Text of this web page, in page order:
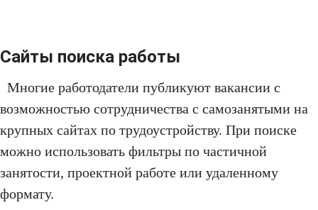
Сайты поиска работы
Многие работодатели публикуют вакансии с
возможностью сотрудничества с самозанятыми на
крупных сайтах по трудоустройству. При поиске
можно использовать фильтры по частичной
занятости, проектной работе или удаленному
формату.